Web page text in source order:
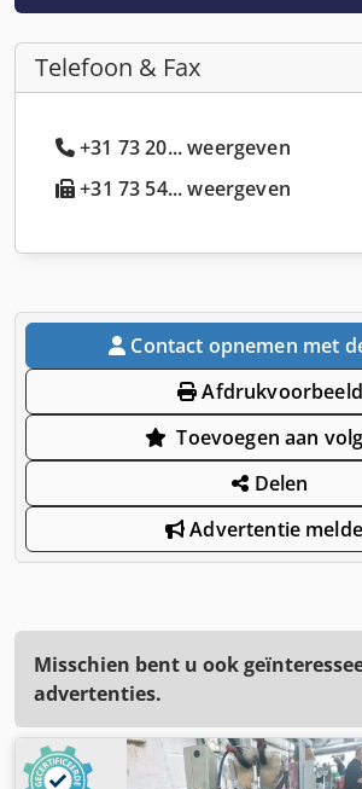
Telefoon & Fax
+31 73 20... weergeven
+31 73 54... weergeven
Contact opnemen met
Afdrukvoorbeeld
Toevoegen aan
Delen
Advertentie
Misschien bent u ook
advertenties.